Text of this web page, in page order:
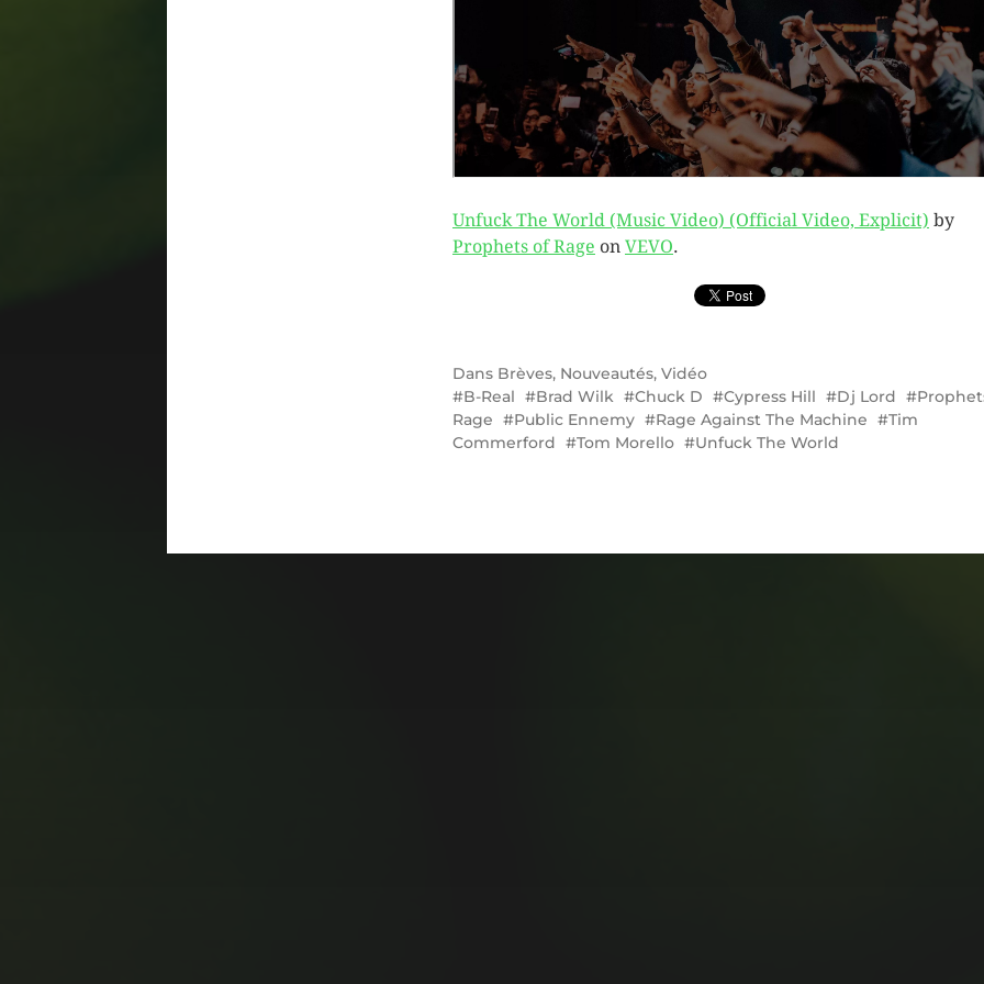
Unfuck The World (Music Video) (Official Video, Explicit) by
Prophets of Rage on VEVO.
Dans Brèves, Nouveautés, Vidéo
B-Real
Brad Wilk Chuck D Cypress Hill Dj Lord
Rage
Public Ennemy Rage Against The Machine
Tim
Commerford
Tom Morello Unfuck The World